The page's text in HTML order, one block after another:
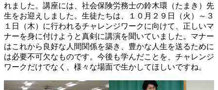
れました。講座には、社会保険労務士の鈴木環（たまき）先
生をお迎えしました。生徒たちは、１０月２９日（火）～３
１日（木）に行われるチャレンジワークに向けて、正しいマ
ナーを身に付けようと真剣に講演を聞いていました。マナー
はこれから良好な人間関係を築き、豊かな人生を送るために
は必要不可欠なものです。今後も学んだことを、チャレンジ
ワークだけでなく、様々な場面で生かしてほしいですね。